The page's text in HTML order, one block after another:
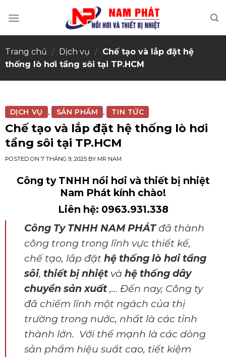
Trang chủ / Dịch vụ / Chế tạo và lắp đặt hệ
thống lò hơi tầng sôi tại TP.HCM
DỊCH VỤ , SẢN PHẨM , TIN TỨC
Chế tạo và lắp đặt hệ thống lò hơi
tầng sôi tại TP.HCM
POSTED ON 7 THÁNG 9, 2025BY MR NAM
Công ty TNHH nồi hơi và thiết bị nhiệt
Nam Phát kính chào!
Liên hệ: 0963.931.338
Công Ty TNHH NAM PHÁTđã thành
công trong trong lĩnh vực thiết kế,
chế tạo, lắp đặt hệ thống lò hơi tầng
sôi, thiết bị nhiệtvà hệ thống dây
chuyền sản xuất,… Đến nay, Công ty
đã chiếm lĩnh một ngách của thị
trường trong nước, nhất là các tỉnh
thành lớn. Với thế mạnh là các dòng
sản phẩm hiệu suất cao, tiết kiệm